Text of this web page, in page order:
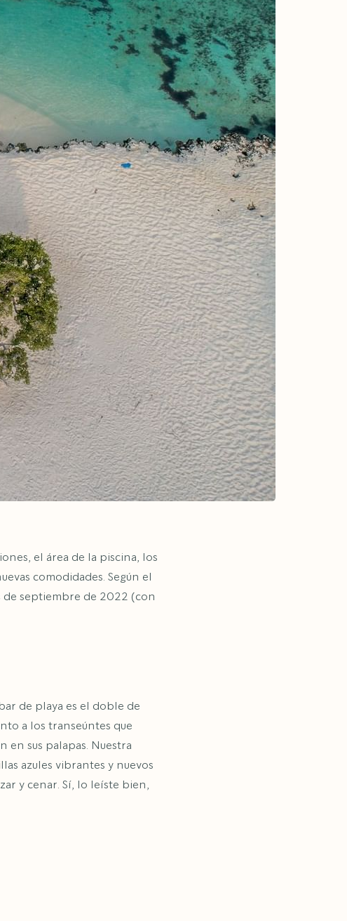
el área de la piscina, los
comodidades. Según el
septiembre de 2022 (con
de playa es el doble de
a los transeúntes que
en sus palapas. Nuestra
azules vibrantes y nuevos
y cenar. Sí, lo leíste bien,